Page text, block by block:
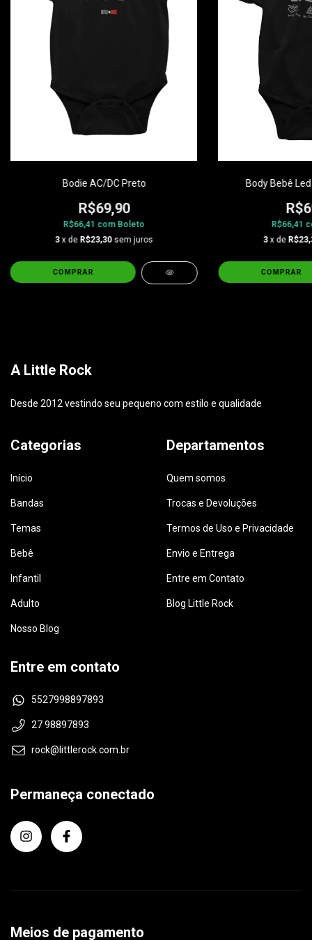
Bodie AC/DC Preto
R$69,90
R$66,41 com Boleto
3 x de R$23,30 sem juros
COMPRAR
Body Bebê
R$66,41
3 x de
COMPRAR
A Little Rock
Desde 2012 vestindo seu pequeno com estilo e qualidade
Categorias
Início
Bandas
Temas
Bebê
Infantil
Adulto
Nosso Blog
Departamentos
Quem somos
Trocas e Devoluções
Termos de Uso e Privacidade
Envio e Entrega
Entre em Contato
Blog Little Rock
Entre em contato
5527998897893
27 98897893
rock@littlerock.com.br
Permaneça conectado
Meios de pagamento